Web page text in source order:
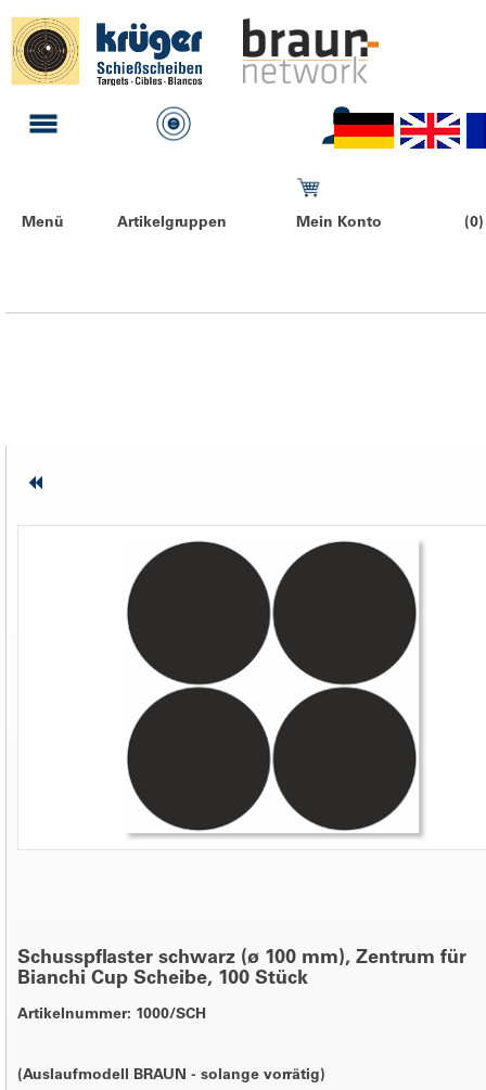
Menü Artikelgruppen Mein Konto
Schusspflaster schwarz (ø 100 mm), Zentrum für
Bianchi Cup Scheibe, 100 Stück
Artikelnummer: 1000/SCH
(Auslaufmodell BRAUN - solange vorrätig)